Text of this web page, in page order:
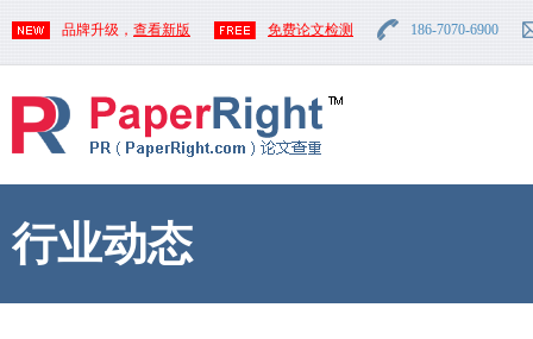
品牌升级， 查看新版 免费论文检测 186-7070-6900
行业动态